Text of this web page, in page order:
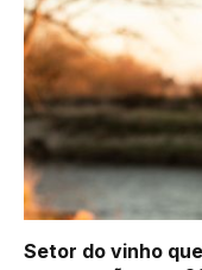
Setor do vinho